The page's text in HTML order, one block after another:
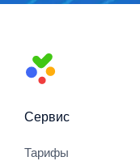
Сервис
Тарифы